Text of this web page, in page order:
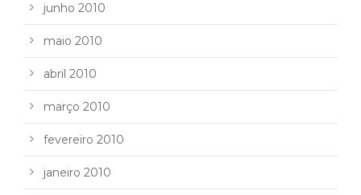
junho 2010
maio 2010
abril 2010
março 2010
fevereiro 2010
janeiro 2010